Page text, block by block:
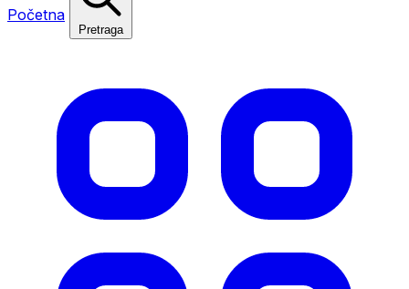
Početna
Pretraga